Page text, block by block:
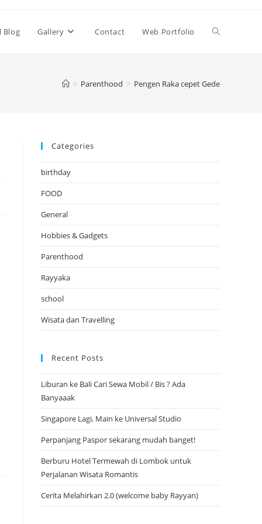
Blog Gallery Contact Web Portfolio Toggle
> Parenthood > Pengen Raka cepet Gede
Categories
birthday
FOOD
General
Hobbies & Gadgets
Parenthood
Rayyaka
school
Wisata dan Travelling
Recent Posts
Liburan ke Bali Cari Sewa Mobil / Bis ? Ada
Banyaaak
Singapore Lagi, Main ke Universal Studio
Perpanjang Paspor sekarang mudah banget!
Berburu Hotel Termewah di Lombok untuk
Perjalanan Wisata Romantis
Cerita Melahirkan 2.0 (welcome baby Rayyan)